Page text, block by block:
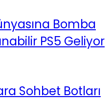
Bomba
PS5 Geliyor
Sohbet Botları